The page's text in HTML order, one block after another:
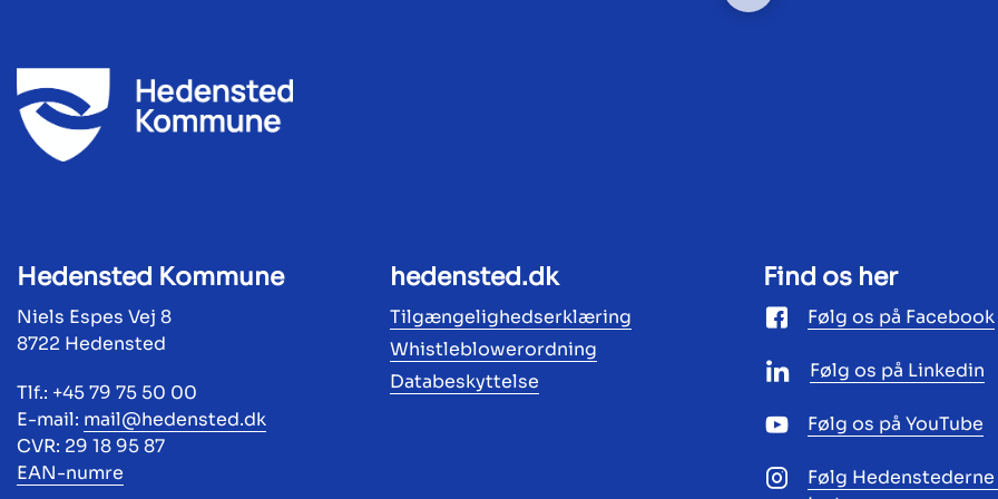
Hedensted Kommune
Niels Espes Vej 8
8722 Hedensted
Tlf.: +45 79 75 50 00
E-mail: mail@hedensted.dk
CVR: 29 18 95 87
EAN-numre
hedensted.dk
Tilgængelighedserklæring
Whistleblowerordning
Databeskyttelse
Find os her
Følg os på Facebook
Følg os på Linkedin
Følg os på YouTube
Følg Hedenstederne